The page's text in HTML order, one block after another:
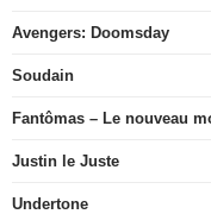
Avengers: Doomsday
Soudain
Fantômas – Le nouveau
Justin le Juste
Undertone